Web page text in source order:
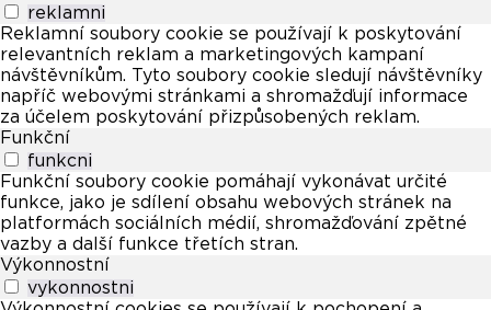
reklamni
Reklamní soubory cookie se používají k poskytování
relevantních reklam a marketingových kampaní
návštěvníkům. Tyto soubory cookie sledují návštěvníky
napříč webovými stránkami a shromažďují informace
za účelem poskytování přizpůsobených reklam.
Funkční
funkcni
Funkční soubory cookie pomáhají vykonávat určité
funkce, jako je sdílení obsahu webových stránek na
platformách sociálních médií, shromažďování zpětné
vazby a další funkce třetích stran.
Výkonnostní
vykonnostni